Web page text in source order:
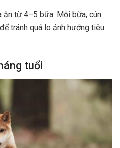
ăn từ 4–5 bữa. Mỗi bữa, cún
tránh quá lo ảnh hưởng tiêu
tuổi